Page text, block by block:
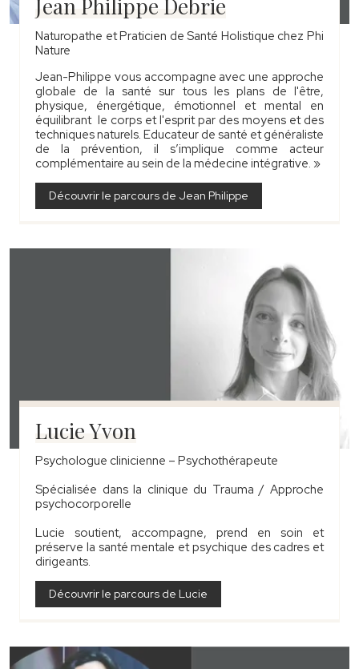
Jean Philippe Debrie
Naturopathe et Praticien de Santé Holistique chez Phi
Nature
Jean-Philippe vous accompagne avec une approche
globale de la santé sur tous les plans de l'être,
physique, énergétique, émotionnel et mental en
équilibrant le corps et l'esprit par des moyens et des
techniques naturels. Educateur de santé et généraliste
de la prévention, il s’implique comme acteur
complémentaire au sein de la médecine intégrative. »
Découvrir le parcours de Jean Philippe
Lucie Yvon
Psychologue clinicienne – Psychothérapeute
Spécialisée dans la clinique du Trauma / Approche
psychocorporelle
Lucie soutient, accompagne, prend en soin et
préserve la santé mentale et psychique des cadres et
dirigeants.
Découvrir le parcours de Lucie